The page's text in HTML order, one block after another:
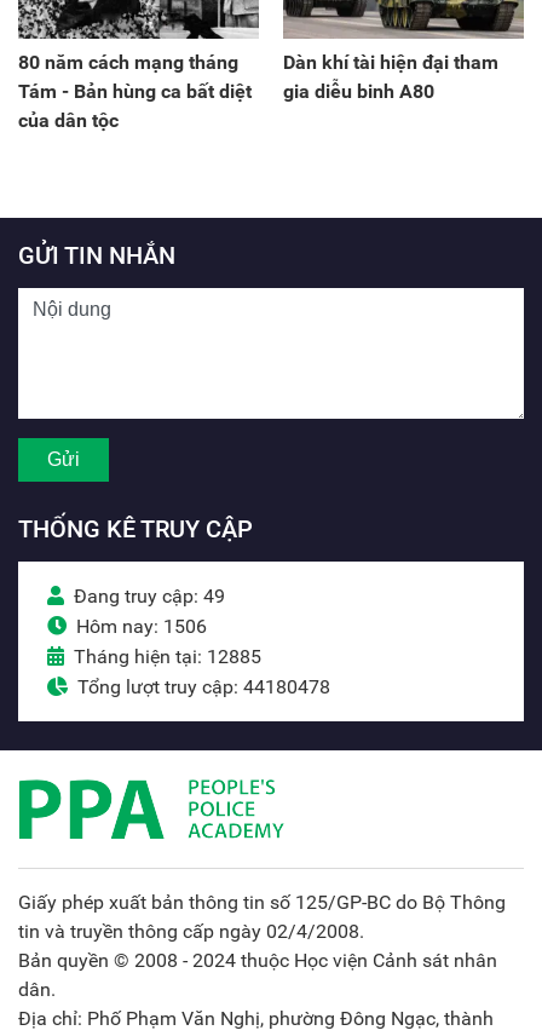
80 năm cách mạng tháng
Tám - Bản hùng ca bất diệt
của dân tộc
Dàn khí tài hiện đại tham
gia diễu binh A80
GỬI TIN NHẮN
THỐNG KÊ TRUY CẬP
Đang truy cập: 49
Hôm nay: 1506
Tháng hiện tại: 12885
Tổng lượt truy cập: 44180478
Giấy phép xuất bản thông tin số 125/GP-BC do Bộ Thông
tin và truyền thông cấp ngày 02/4/2008.
Bản quyền © 2008 - 2024 thuộc Học viện Cảnh sát nhân
dân.
Địa chỉ: Phố Phạm Văn Nghị, phường Đông Ngạc, thành